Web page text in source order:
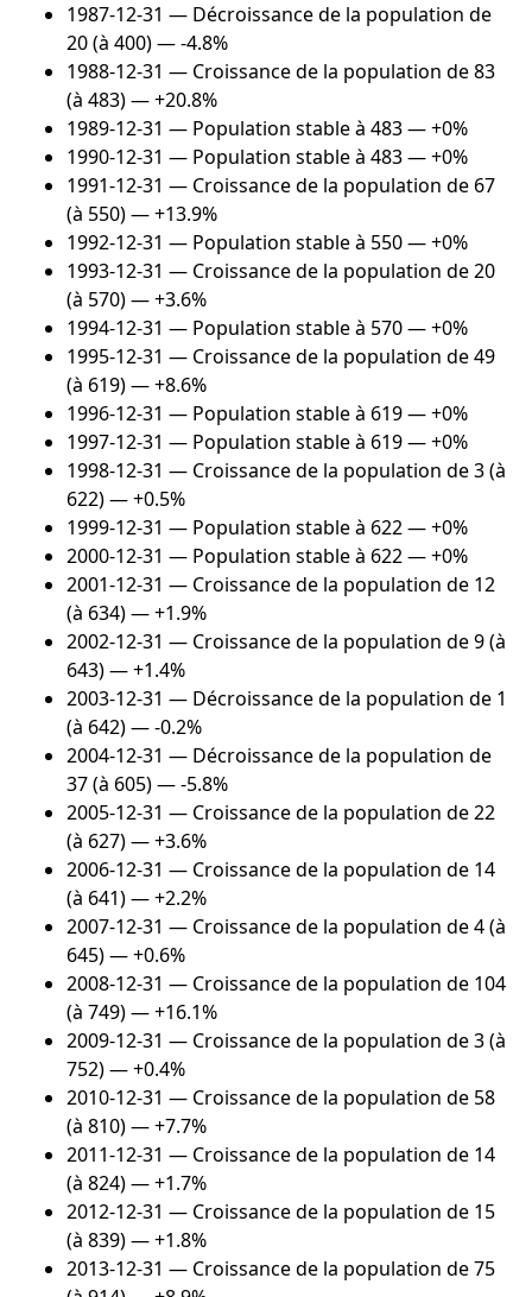
1987-12-31 — Décroissance de la population de
20 (à 400) — -4.8%
1988-12-31 — Croissance de la population de 83
(à 483) — +20.8%
1989-12-31 — Population stable à 483 — +0%
1990-12-31 — Population stable à 483 — +0%
1991-12-31 — Croissance de la population de 67
(à 550) — +13.9%
1992-12-31 — Population stable à 550 — +0%
1993-12-31 — Croissance de la population de 20
(à 570) — +3.6%
1994-12-31 — Population stable à 570 — +0%
1995-12-31 — Croissance de la population de 49
(à 619) — +8.6%
1996-12-31 — Population stable à 619 — +0%
1997-12-31 — Population stable à 619 — +0%
1998-12-31 — Croissance de la population de 3 (à
622) — +0.5%
1999-12-31 — Population stable à 622 — +0%
2000-12-31 — Population stable à 622 — +0%
2001-12-31 — Croissance de la population de 12
(à 634) — +1.9%
2002-12-31 — Croissance de la population de 9 (à
643) — +1.4%
2003-12-31 — Décroissance de la population de 1
(à 642) — -0.2%
2004-12-31 — Décroissance de la population de
37 (à 605) — -5.8%
2005-12-31 — Croissance de la population de 22
(à 627) — +3.6%
2006-12-31 — Croissance de la population de 14
(à 641) — +2.2%
2007-12-31 — Croissance de la population de 4 (à
645) — +0.6%
2008-12-31 — Croissance de la population de 104
(à 749) — +16.1%
2009-12-31 — Croissance de la population de 3 (à
752) — +0.4%
2010-12-31 — Croissance de la population de 58
(à 810) — +7.7%
2011-12-31 — Croissance de la population de 14
(à 824) — +1.7%
2012-12-31 — Croissance de la population de 15
(à 839) — +1.8%
2013-12-31 — Croissance de la population de 75